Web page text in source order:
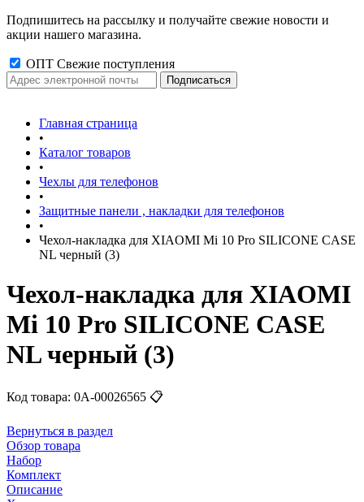
Подпишитесь на рассылку и получайте свежие новости и
акции нашего магазина.
ОПТ Свежие поступления
Главная страница
•
Каталог товаров
•
Чехлы для телефонов
•
Защитные панели , накладки для телефонов
•
Чехол-накладка для XIAOMI Mi 10 Pro SILICONE CASE
NL черный (3)
Чехол-накладка для XIAOMI
Mi 10 Pro SILICONE CASE
NL черный (3)
Код товара: 0А-00026565 📋
Вернуться в раздел
Обзор товара
Набор
Комплект
Описание